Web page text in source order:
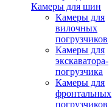
Камеры для шин
Камеры для
вилочных
погрузчиков
Камеры для
экскаватора-
погрузчика
Камеры для
фронтальных
погрузчиков